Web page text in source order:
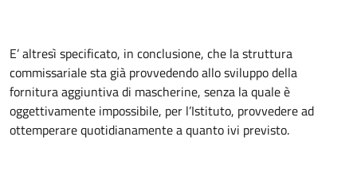
E’ altresì specificato, in conclusione, che la struttura
commissariale sta già provvedendo allo sviluppo della
fornitura aggiuntiva di mascherine, senza la quale è
oggettivamente impossibile, per l’Istituto, provvedere ad
ottemperare quotidianamente a quanto ivi previsto.